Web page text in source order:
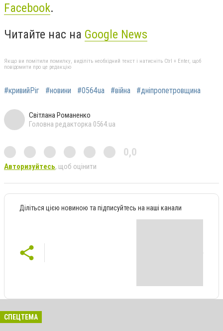
Facebook.
Читайте нас на Google News
Якщо ви помітили помилку, виділіть необхідний текст і натисніть Ctrl + Enter, щоб
повідомити про це редакцію
#кривийРіг #новини #0564ua #війна #дніпропетровщина
Світлана Романенко
Головна редакторка 0564.ua
0,0
Авторизуйтесь, щоб оцінити
Діліться цією новиною та підписуйтесь на наші канали
СПЕЦТЕМА